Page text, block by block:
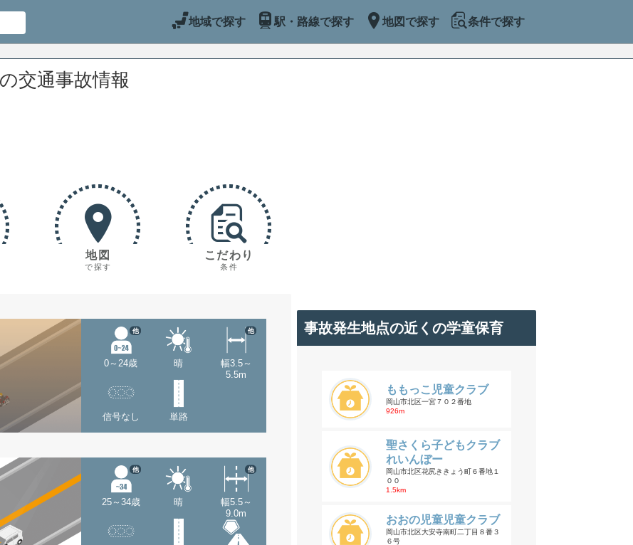
地域で探す 駅・路線で探す 地図で探す 条件で探す
交通事故情報
地図
で探す
こだわり
条件
0～24歳
他
晴
幅3.5～
5.5m
他
信号なし 単路
25～34歳
他
晴
幅5.5～
9.0m
他
事故発生地点の近くの学童保育
ももっこ児童クラブ
岡山市北区一宮７０２番地
926m
聖さくら子どもクラブ
れいんぼー
岡山市北区花尻ききょう町６番地１
００
1.5km
おおの児童児童クラブ
岡山市北区大安寺南町二丁目８番３
６号